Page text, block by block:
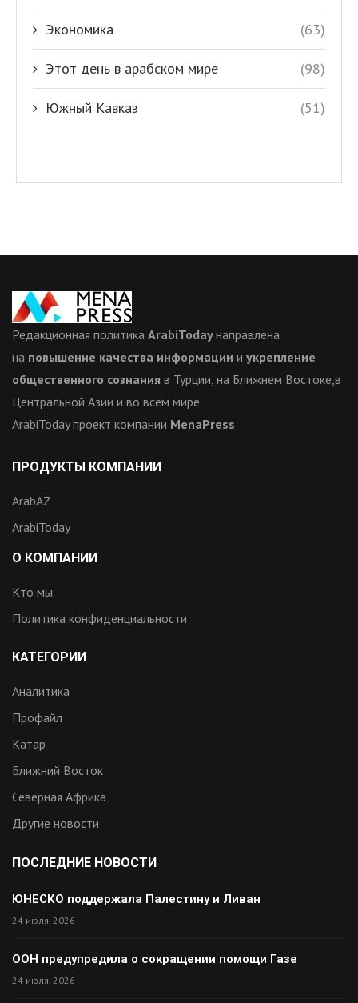
Экономика (63)
Этот день в арабском мире (98)
Южный Кавказ (51)
Редакционная политика ArabiTodayнаправлена
на повышение качества информации и укрепление
общественного сознания в Турции, на Ближнем Востоке,в
Центральной Азии и во всем мире.
ArabiToday проект компании MenaPress
ПРОДУКТЫ КОМПАНИИ
ArabAZ
ArabiToday
О КОМПАНИИ
Кто мы
Политика конфиденциальности
КАТЕГОРИИ
Аналитика
Профайл
Катар
Ближний Восток
Северная Африка
Другие новости
ПОСЛЕДНИЕ НОВОСТИ
ЮНЕСКО поддержала Палестину и Ливан
24 июля, 2026
ООН предупредила о сокращении помощи Газе
24 июля, 2026